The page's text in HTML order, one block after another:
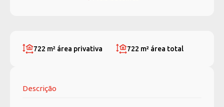
722 m² área privativa 722 m² área total
Descrição